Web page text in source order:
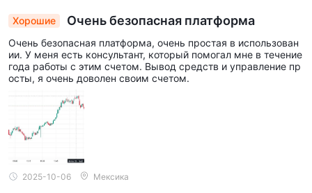
Хорошие Очень безопасная платформа
Очень безопасная платформа, очень простая в использован
ии. У меня есть консультант, который помогал мне в течение
года работы с этим счетом. Вывод средств и управление пр
осты, я очень доволен своим счетом.
2025-10-06 Мексика